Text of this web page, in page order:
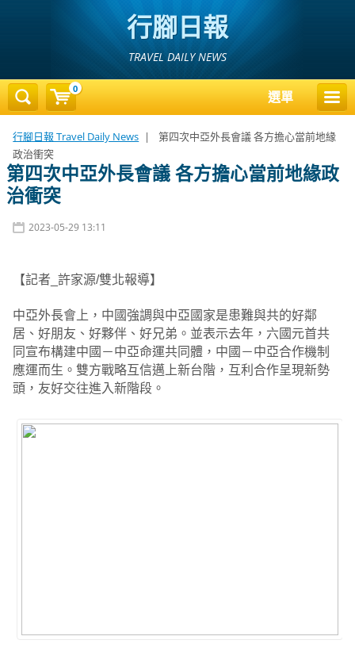
行腳日報
TRAVEL DAILY NEWS
選單
行腳日報 Travel Daily News |
第四次中亞外長會議 各方擔心當前地緣
政治衝突
第四次中亞外長會議 各方擔心當前地緣政
治衝突
2023-05-29 13:11
【記者_許家源/雙北報導】
中亞外長會上，中國強調與中亞國家是患難與共的好鄰
居、好朋友、好夥伴、好兄弟。並表示去年，六國元首共
同宣布構建中國－中亞命運共同體，中國－中亞合作機制
應運而生。雙方戰略互信邁上新台階，互利合作呈現新勢
頭，友好交往進入新階段。
0